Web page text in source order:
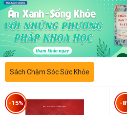
Sách Chăm Sóc Sức Khỏe
-15% -